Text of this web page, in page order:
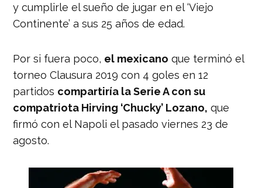
y cumplirle el sueño de jugar en el ‘Viejo
Continente’ a sus 25 años de edad.
Por si fuera poco, el mexicano que terminó el
torneo Clausura 2019 con 4 goles en 12
partidos compartiría la Serie A con su
compatriota Hirving ‘Chucky’ Lozano, que
firmó con el Napoli el pasado viernes 23 de
agosto.